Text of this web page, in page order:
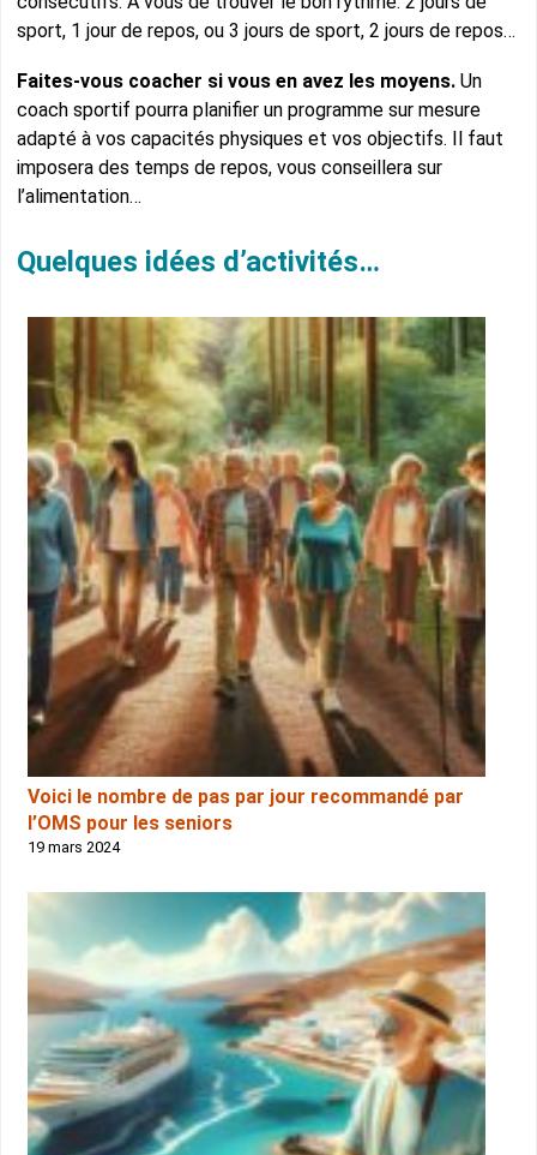
sport, 1 jour de repos, ou 3 jours de sport, 2 jours de repos…
Faites-vous coacher si vous en avez les moyens. Un
coach sportif pourra planifier un programme sur mesure
adapté à vos capacités physiques et vos objectifs. Il faut
imposera des temps de repos, vous conseillera sur
l’alimentation…
Quelques idées d’activités…
Voici le nombre de pas par jour recommandé par
l’OMS pour les seniors
19 mars 2024